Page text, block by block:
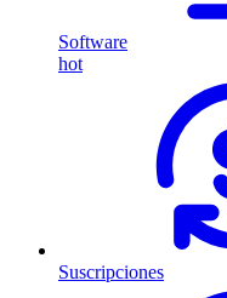
Software
hot
Suscripciones